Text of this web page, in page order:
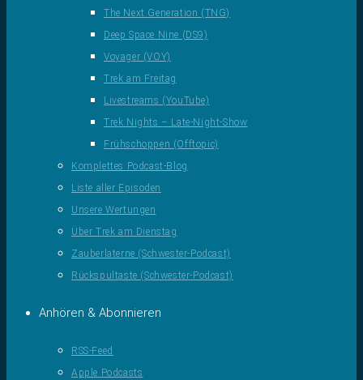
The Next Generation (TNG)
Deep Space Nine (DS9)
Voyager (VOY)
Trek am Freitag
Livestreams (YouTube)
Trek Nights – Late-Night-Show
Frühschoppen (Offtopic)
Komplettes Podcast-Blog
Liste aller Episoden
Unsere Wertungen
Über Trek am Dienstag
Zauberlaterne (Schwester-Podcast)
Rückspultaste (Schwester-Podcast)
Anhören & Abonnieren
RSS-Feed
Apple Podcasts